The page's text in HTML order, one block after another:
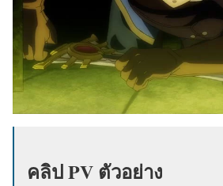
คลิป PV ตัวอย่าง